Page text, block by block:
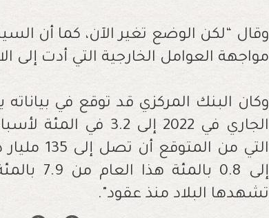
وقال “لكن الوضع تغير الآن، كما أن
مواجهة العوامل الخارجية التي أدت إلى
وكان البنك المركزي قد توقع في
الجاري في 2022 إلى
التي من
تشهدها البلاد منذ عقود".